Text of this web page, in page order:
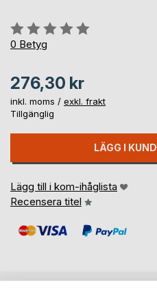
Betyg::
0%
0 Betyg
276,30 kr
inkl. moms / exkl. frakt
Tillgänglig
LÄGG I
Lägg till i kom-ihåglista
Recensera titel